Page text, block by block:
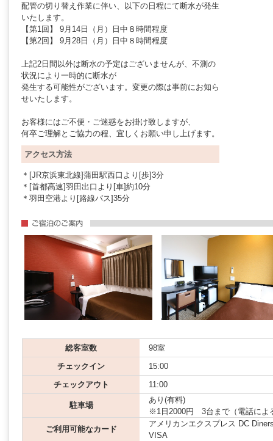
配管の切り替え作業に伴い、以下の日程にて断水が発生
いたします。
【第1回】 9月14日（月）日中８時間程度
【第2回】 9月28日（月）日中８時間程度
上記2日間以外は断水の予定はございませんが、不測の
状況により一時的に断水が
発生する可能性がございます。変更の際は事前にお知ら
せいたします。
お客様にはご不便・ご迷惑をお掛け致しますが、
何卒ご理解とご協力の程、宜しくお願い申し上げます。
アクセス方法
＊[JR京浜東北線]蒲田駅西口より[歩]3分
＊[首都高速]羽田出口より[車]約10分
＊羽田空港より[路線バス]35分
総客室数
98室
チェックイン
15:00
チェックアウト
11:00
駐車場
あり(有料)
※1日2000円 3台まで（電話によ
ご利用可能なカード
アメリカンエクスプレス DC
VISA